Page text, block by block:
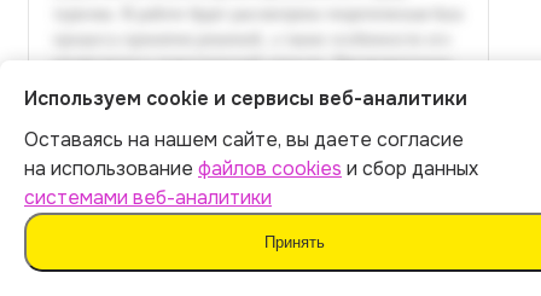
Итог:449р.
Оплатить
Используем cookie и сервисы веб-аналитики
Оставаясь на нашем сайте, вы даете согласие
на использование файлов cookies и сбор данных
системами веб-аналитики
Принять